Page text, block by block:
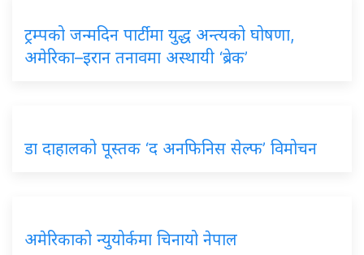
ट्रम्पको जन्मदिन पार्टीमा युद्ध अन्त्यको घोषणा,
अमेरिका–इरान तनावमा अस्थायी ‘ब्रेक’
डा दाहालको पूस्तक ‘द अनफिनिस सेल्फ’ विमोचन
अमेरिकाको न्युयोर्कमा चिनायो नेपाल